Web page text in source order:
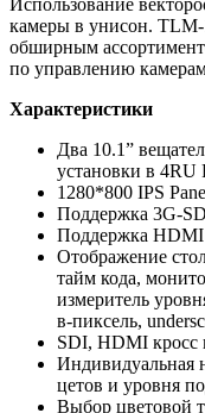
Использование
камеры в унисон.
обширным
по управлению
Характеристики
Два 10.1”
установки в 4RU
1280*800 IPS
Поддержка 3G-
Поддержка HDMI
Отображение
тайм кода,
измеритель
в-пиксель,
SDI, HDMI кросс
Индивидуальная
цетов и уровня
Выбор цветовой